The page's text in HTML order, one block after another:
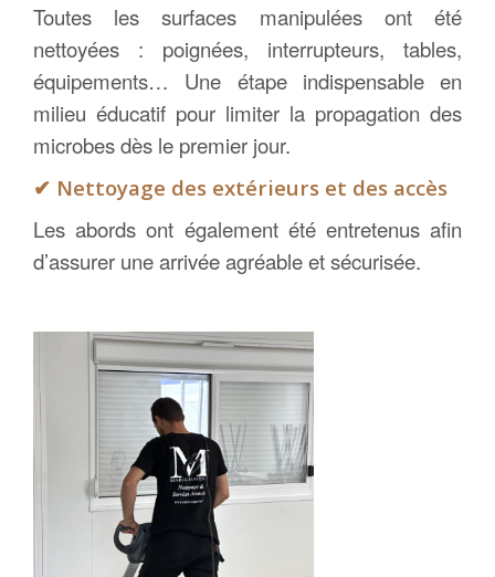
Toutes les surfaces manipulées ont été
nettoyées : poignées, interrupteurs, tables,
équipements… Une étape indispensable en
milieu éducatif pour limiter la propagation des
microbes dès le premier jour.
✔ Nettoyage des extérieurs et des accès
Les abords ont également été entretenus afin
d’assurer une arrivée agréable et sécurisée.